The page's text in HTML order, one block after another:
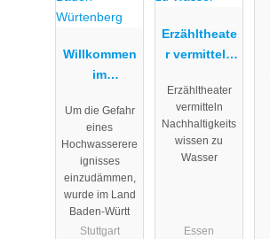
Willkommen
im
al "Wasser"
Baden-
Würtenberg
Um die Gefahr
eines
Hochwasserere
ignisses
einzudämmen,
wurde im Land
Baden-Württ
Stuttgart
Erzähltheate
r vermitteln
eitswissen
zu Wasser
Erzähltheater
vermitteln
Nachhaltigkeits
wissen zu
Wasser
Essen